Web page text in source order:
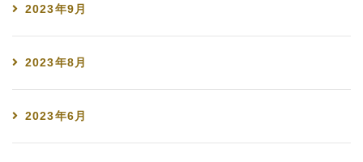
2023年9月
2023年8月
2023年6月